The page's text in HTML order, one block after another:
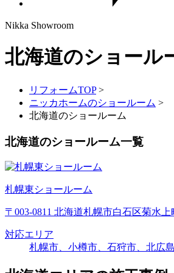
Nikka Showroom
北海道のショール
リフォームTOP>
ニッカホームのショールーム >
北海道のショールーム
北海道のショールーム一覧
札幌東ショールーム
〒003-0811 北海道札幌市白石区菊水上
対応エリア
札幌市、小樽市、石狩市、北広